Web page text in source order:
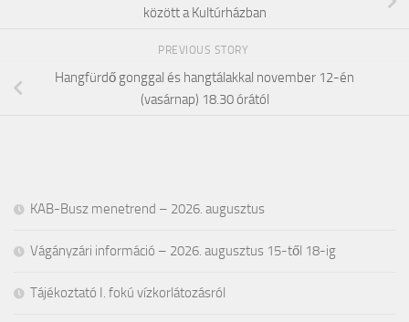
között a Kultúrházban
PREVIOUS STORY
Hangfürdő gonggal és hangtálakkal november 12-én
(vasárnap) 18.30 órától
KAB-Busz menetrend – 2026. augusztus
Vágányzári információ – 2026. augusztus 15-től 18-ig
Tájékoztató I. fokú vízkorlátozásról